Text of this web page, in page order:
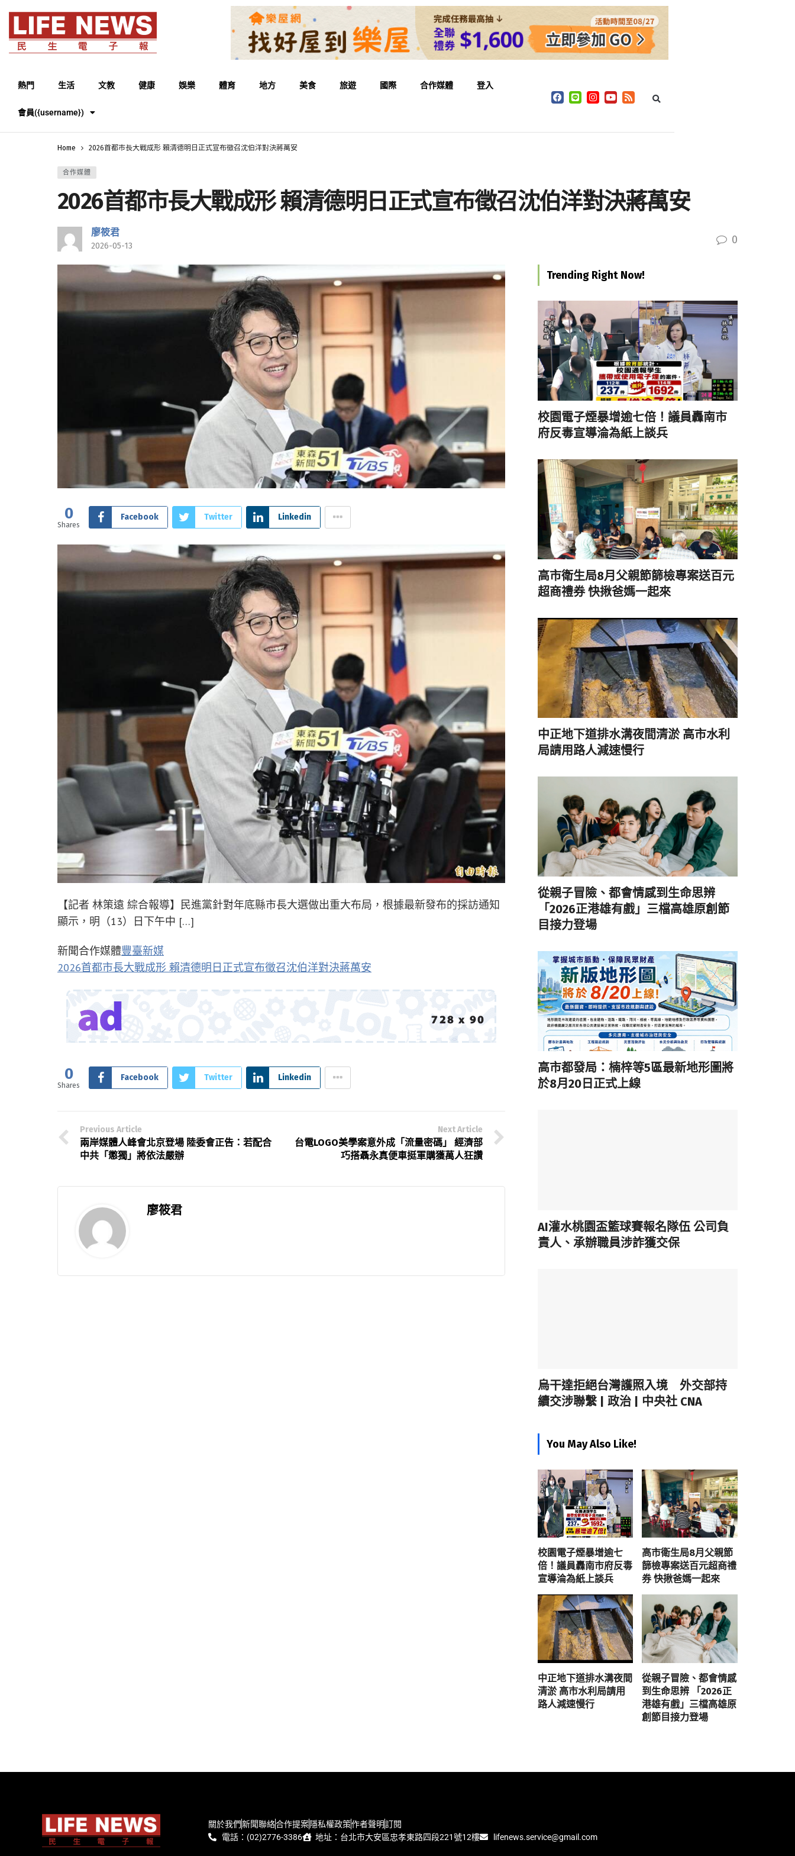
熱門 生活 文教 健康 娛樂 體育 地方 美食 旅遊 國際 合作媒體 登入
會員({username})
Home 2026首都市長大戰成形 賴清德明日正式宣布徵召沈伯洋對決蔣萬安
合作媒體
2026首都市長大戰成形 賴清德明日正式宣布徵召沈伯洋對決蔣萬安
廖筱君
2026-05-13 0
0
Shares
Facebook Twitter Linkedin
【記者 林策遠 綜合報導】民進黨針對年底縣市長大選做出重大布局，根據最新發布的採訪通知
顯示，明（13）日下午中 […]
新聞合作媒體豐臺新媒
2026首都市長大戰成形 賴清德明日正式宣布徵召沈伯洋對決蔣萬安
0
Shares
Facebook Twitter Linkedin
Previous Article
兩岸媒體人峰會北京登場 陸委會正告：若配合
中共「懲獨」將依法嚴辦
Next Article
台電LOGO美學案意外成「流量密碼」 經濟部
巧搭聶永真便車挺軍購獲萬人狂讚
廖筱君
Trending Right Now!
校園電子煙暴增逾七倍！議員轟南市
府反毒宣導淪為紙上談兵
高市衛生局8月父親節篩檢專案送百元
超商禮券 快揪爸媽一起來
中正地下道排水溝夜間清淤 高市水利
局請用路人減速慢行
從親子冒險、都會情感到生命思辨
「2026正港雄有戲」三檔高雄原創節
目接力登場
高市都發局：楠梓等5區最新地形圖將
於8月20日正式上線
AI灌水桃園盃籃球賽報名隊伍 公司負
責人、承辦職員涉詐獲交保
烏干達拒絕台灣護照入境 外交部持
續交涉聯繫 | 政治 | 中央社 CNA
You May Also Like!
校園電子煙暴增逾七
倍！議員轟南市府反毒
宣導淪為紙上談兵
高市衛生局8月父親節
篩檢專案送百元超商禮
券 快揪爸媽一起來
中正地下道排水溝夜間
清淤 高市水利局請用
路人減速慢行
從親子冒險、都會情感
到生命思辨 「2026正
港雄有戲」三檔高雄原
創節目接力登場
關於我們新聞聯絡合作提案隱私權政策作者聲明訂閱
電話：(02)2776-3386
地址：台北市大安區忠孝東路四段221號12樓 lifenews.service@gmail.com